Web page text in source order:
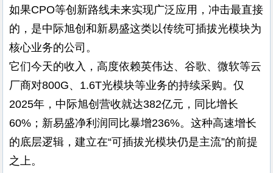
如果CPO等创新路线未来实现广泛应用，冲击最直接
的，是中际旭创和新易盛这类以传统可插拔光模块为
核心业务的公司。
它们今天的收入，高度依赖英伟达、谷歌、微软等云
厂商对800G、1.6T光模块等业务的持续采购。仅
2025年，中际旭创营收就达382亿元，同比增长
60%；新易盛净利润同比暴增236%。这种高速增长
的底层逻辑，建立在“可插拔光模块仍是主流”的前提
之上。